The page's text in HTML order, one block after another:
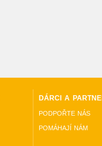
dárci a
podpořte nás
pomáhají nám